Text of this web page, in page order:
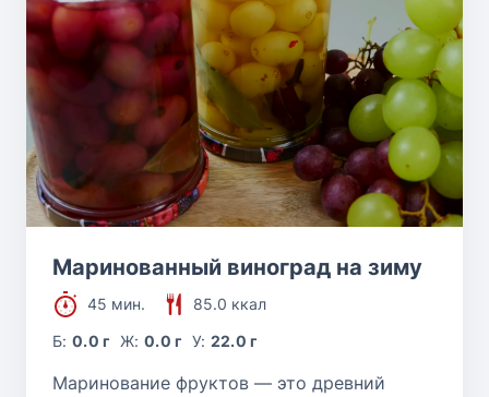
Маринованный виноград на зиму
45 мин.
85.0 ккал
Б:0.0 г Ж: 0.0 г У: 22.0 г
Маринование фруктов — это древний